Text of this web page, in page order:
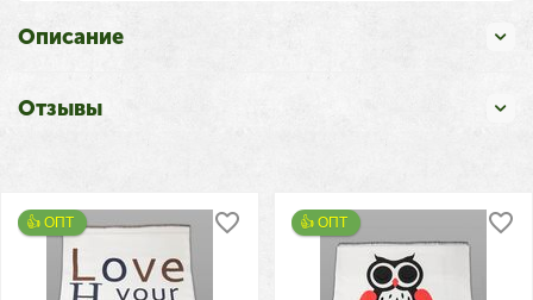
Описание
Отзывы
👍 ОПТ 👍 ОПТ